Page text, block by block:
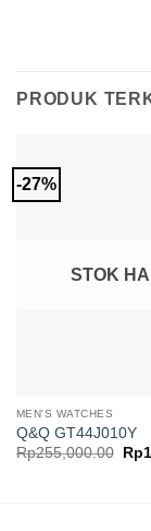
PRODUK
-27%
STOK
MEN'S WATCHES
Q&Q GT44J010Y
Rp255,000.00 Rp